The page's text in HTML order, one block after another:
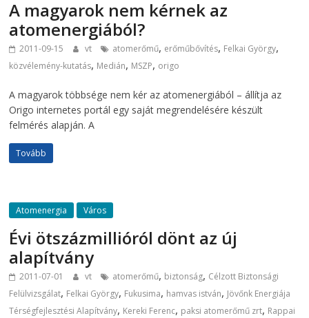
A magyarok nem kérnek az
atomenergiából?
2011-09-15 vt atomerőmű, erőműbővítés, Felkai György,
közvélemény-kutatás, Medián, MSZP, origo
A magyarok többsége nem kér az atomenergiából – állítja az
Origo internetes portál egy saját megrendelésére készült
felmérés alapján. A
Tovább
Atomenergia Város
Évi ötszázmillióról dönt az új
alapítvány
2011-07-01 vt atomerőmű, biztonság, Célzott Biztonsági
Felülvizsgálat, Felkai György, Fukusima, hamvas istván, Jövőnk Energiája
Térségfejlesztési Alapítvány, Kereki Ferenc, paksi atomerőmű zrt, Rappai